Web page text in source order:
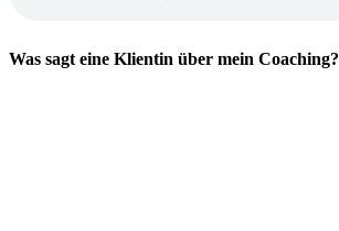
Was sagt eine Klientin über mein Coaching?